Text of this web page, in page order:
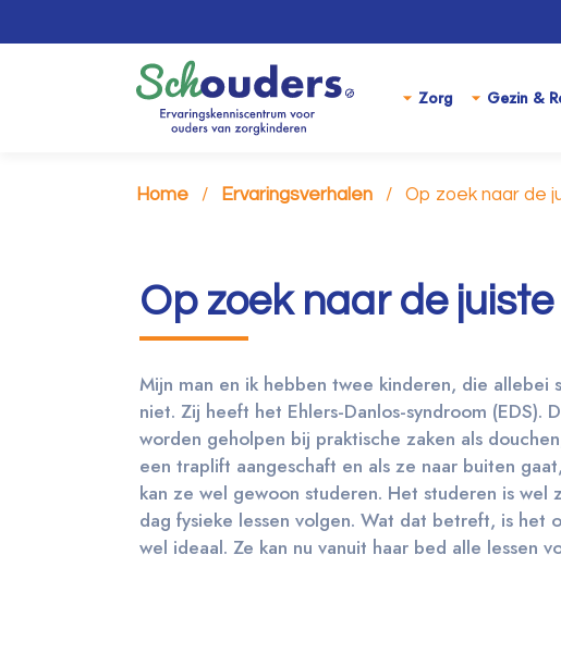
Zorg Gezin &
Home Ervaringsverhalen Op zoek naar de
Op zoek naar de juiste
Mijn man en ik hebben twee kinderen, die allebei
niet. Zij heeft het Ehlers-Danlos-syndroom
worden geholpen bij praktische zaken als
een traplift aangeschaft en als ze naar buiten
kan ze wel gewoon studeren. Het studeren is wel
dag fysieke lessen volgen. Wat dat betreft, is het
wel ideaal. Ze kan nu vanuit haar bed alle lessen